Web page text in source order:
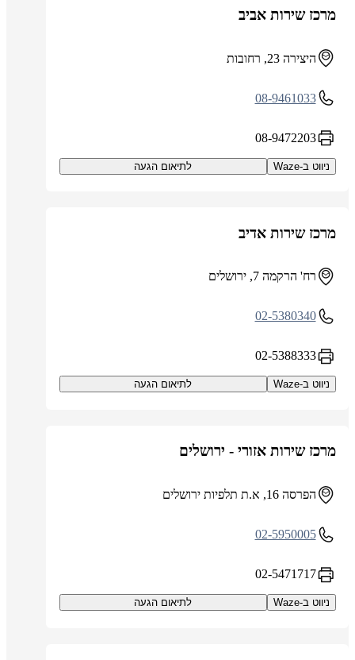
מרכז שירות אביב
היצירה 23, רחובות
08-9461033
08-9472203
ניווט ב-Waze לתיאום הגעה
מרכז שירות אדיב
רח' הרקמה 7, ירושלים
02-5380340
02-5388333
ניווט ב-Waze לתיאום הגעה
מרכז שירות אזורי - ירושלים
הפרסה 16, א.ת תלפיות ירושלים
02-5950005
02-5471717
ניווט ב-Waze לתיאום הגעה